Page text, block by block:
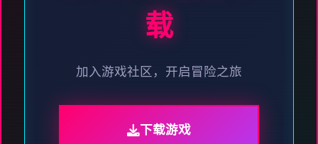
载
加入游戏社区，开启冒险之旅
下载游戏